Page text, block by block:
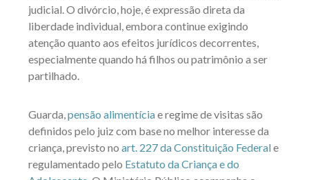
judicial. O divórcio, hoje, é expressão direta da
liberdade individual, embora continue exigindo
atenção quanto aos efeitos jurídicos decorrentes,
especialmente quando há filhos ou patrimônio a ser
partilhado.
Guarda, pensão alimentíciae regime de visitas são
definidos pelo juiz com base no melhor interesse da
criança, previsto no art. 227 da Constituição Federale
regulamentado pelo Estatuto da Criança e do